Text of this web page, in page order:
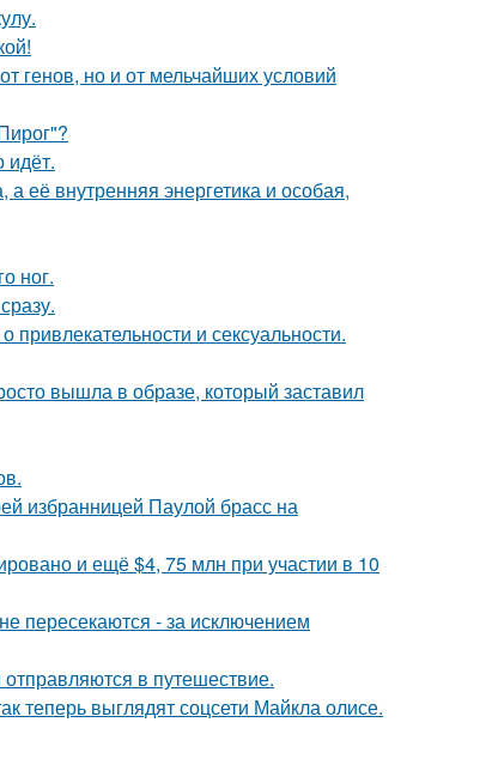
генов, но и от мельчайших условий
идёт.
её внутренняя энергетика и особая,
ног.
и сексуальности.
вышла в образе, который заставил
избранницей Паулой брасс на
и ещё $4, 75 млн при участии в 10
пересекаются - за исключением
в путешествие.
теперь выглядят соцсети Майкла олисе.